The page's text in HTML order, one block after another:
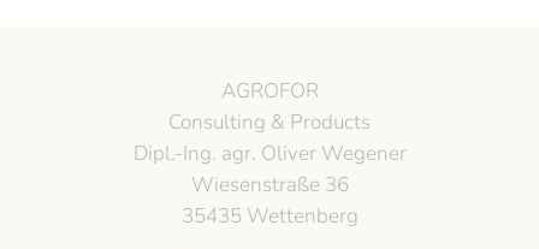
AGROFOR
Consulting & Products
Dipl.-Ing. agr. Oliver Wegener
Wiesenstraße 36
35435 Wettenberg